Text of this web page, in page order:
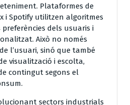
Plataformes de
i Spotify utilitzen algoritmes
dels usuaris i
Això no només
l’usuari, sinó que també
visualització i escolta,
contingut segons el
sectors industrials